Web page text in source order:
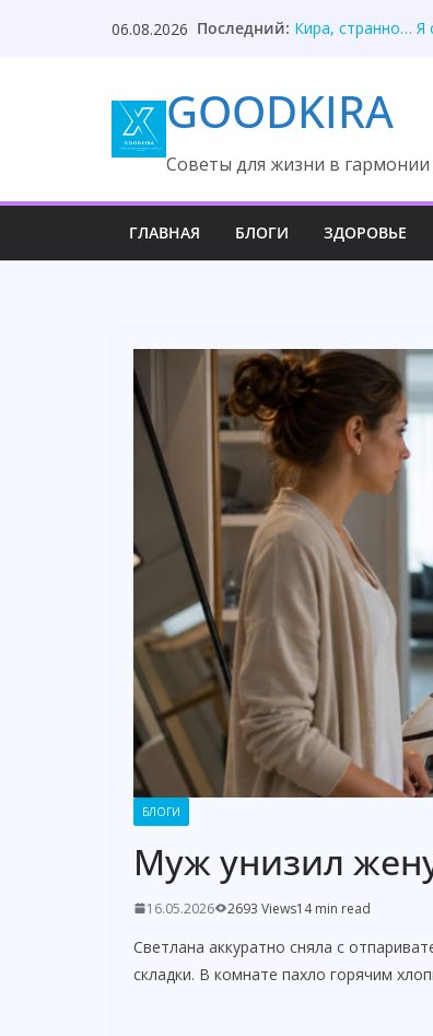
06.08.2026 Последний: Она два года
Дочь раскрыла
Я на даче пахал!
GOODKIRA
Cоветы для жизни в
ГЛАВНАЯ БЛОГИ ЗДОРОВЬЕ
БЛОГИ
Муж унизил
16.05.2026 2693 Views14 min read
Светлана аккуратно сняла с
складки. В комнате пахло горячим